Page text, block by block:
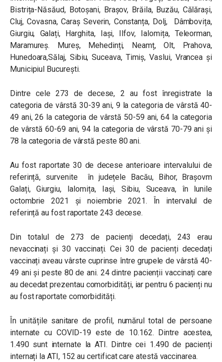
Bistrița-Năsăud, Botoșani, Brașov, Brăila, Buzău, Călărași,
Cluj, Covasna, Caraș Severin, Constanța, Dolj, Dâmbovița,
Giurgiu, Galați, Harghita, Iași, Ilfov, Ialomița, Teleorman,
Maramureș. Mureș, Mehedinți, Neamț, Olt, Prahova,
Hunedoara,Sălaj, Sibiu, Suceava, Timiș, Vaslui, Vrancea și
Municipiul București.
Dintre cele 273 de decese, 2 au fost înregistrate la
categoria de vârstă 30-39 ani, 9 la categoria de vârstă 40-
49 ani, 26 la categoria de vârstă 50-59 ani, 64 la categoria
de vârstă 60-69 ani, 94 la categoria de vârstă 70-79 ani și
78 la categoria de vârstă peste 80 ani.
Au fost raportate 30 de decese anterioare intervalului de
referință, survenite în județele Bacău, Bihor, Brașovm
Galați, Giurgiu, Ialomița, Iași, Sibiu, Suceava, în lunile
octombrie 2021 și noiembrie 2021. În intervalul de
referință au fost raportate 243 decese.
Din totalul de 273 de pacienți decedați, 243 erau
nevaccinați și 30 vaccinați. Cei 30 de pacienți decedați
vaccinați aveau vârste cuprinse între grupele de vârstă 40-
49 ani și peste 80 de ani. 24 dintre pacienții vaccinați care
au decedat prezentau comorbidități, iar pentru 6 pacienți nu
au fost raportate comorbidități.
În unitățile sanitare de profil, numărul total de persoane
internate cu COVID-19 este de 10.162. Dintre acestea,
1.490 sunt internate la ATI. Dintre cei 1.490 de pacienți
internați la ATI, 152 au certificat care atestă vaccinarea.